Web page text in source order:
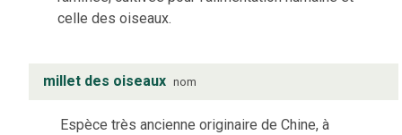
celle des oiseaux.
millet des oiseaux nom
Espèce très ancienne originaire de Chine, à